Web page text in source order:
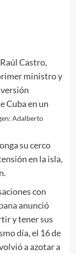
Castro,
ministro y
Cuba en un
Adalberto
su cerco
en la isla,
con
anunció
y tener sus
día, el 16 de
a azotar a